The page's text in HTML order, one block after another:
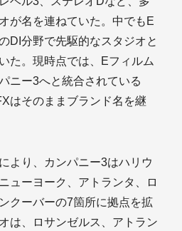
が名を連ねていた。中でもE
DI分野で先駆的なスタジオと
た。現時点では、Eフィルム
ニー3へと統合されている
はそのままブランド名を継
より、カンパニー3はハリウ
ューヨーク、アトランタ、ロ
クーバーの7箇所に拠点を拡
は、ロサンゼルス、アトラン